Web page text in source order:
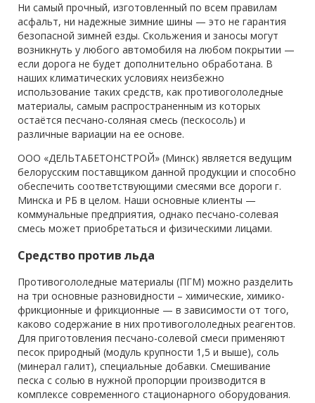
Ни самый прочный, изготовленный по всем правилам
асфальт, ни надежные зимние шины — это не гарантия
безопасной зимней езды. Скольжения и заносы могут
возникнуть у любого автомобиля на любом покрытии —
если дорога не будет дополнительно обработана. В
наших климатических условиях неизбежно
использование таких средств, как противогололедные
материалы, самым распространенным из которых
остаётся песчано-соляная смесь (пескосоль) и
различные вариации на ее основе.
ООО «ДЕЛЬТАБЕТОНСТРОЙ» (Минск) является ведущим
белорусским поставщиком данной продукции и способно
обеспечить соответствующими смесями все дороги г.
Минска и РБ в целом. Наши основные клиенты —
коммунальные предприятия, однако песчано-солевая
смесь может приобретаться и физическими лицами.
Средство против льда
Противогололедные материалы (ПГМ) можно разделить
на три основные разновидности – химические, химико-
фрикционные и фрикционные — в зависимости от того,
каково содержание в них противогололедных реагентов.
Для приготовления песчано-солевой смеси применяют
песок природный (модуль крупности 1,5 и выше), соль
(минерал галит), специальные добавки. Смешивание
песка с солью в нужной пропорции производится в
комплексе современного стационарного оборудования.